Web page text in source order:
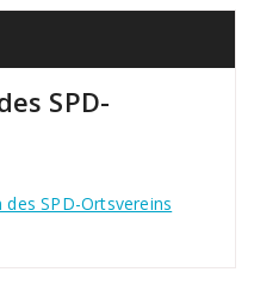
SPD-
SPD-Ortsvereins